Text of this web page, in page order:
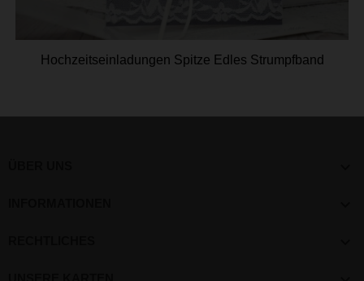
Hochzeitseinladungen Spitze Edles Strumpfband